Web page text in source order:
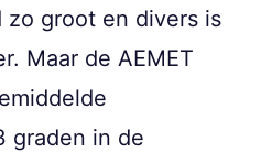
zo groot en divers is
Maar de AEMET
graden in de